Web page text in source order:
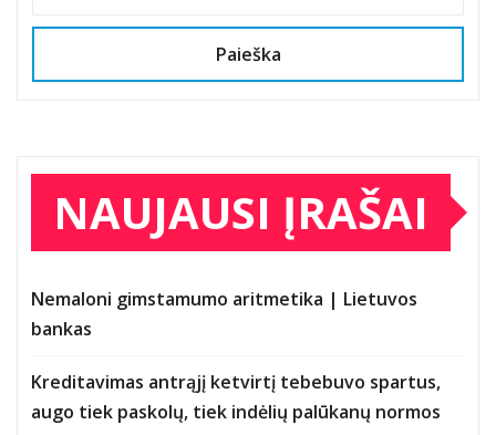
Paieška
NAUJAUSI ĮRAŠAI
Nemaloni gimstamumo aritmetika | Lietuvos
bankas
Kreditavimas antrąjį ketvirtį tebebuvo spartus,
augo tiek paskolų, tiek indėlių palūkanų normos